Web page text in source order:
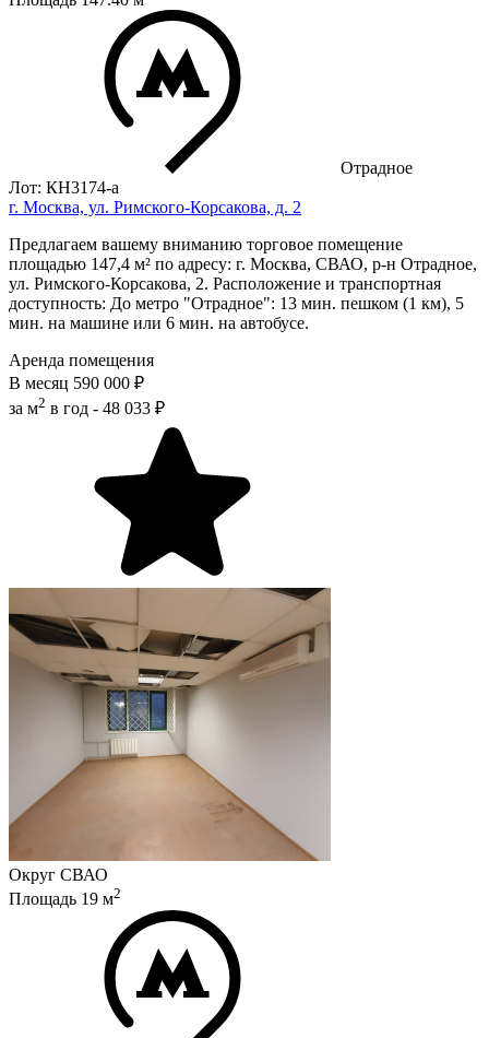
Отрадное
Лот: КН3174-a
г. Москва, ул. Римского-Корсакова, д. 2
Предлагаем вашему вниманию торговое помещение
площадью 147,4 м² по адресу: г. Москва, СВАО, р-н Отрадное,
ул. Римского-Корсакова, 2. Расположение и транспортная
доступность: До метро "Отрадное": 13 мин. пешком (1 км), 5
мин. на машине или 6 мин. на автобусе.
Аренда помещения
В месяц 590 000 ₽
за м2 в год - 48 033 ₽
Округ СВАО
Площадь 19 м2